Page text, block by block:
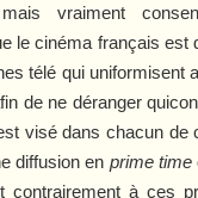
vraiment
le cinéma français est
télé qui uniformisent
de ne déranger
visé dans chacun de
diffusion en prime time
contrairement à ces